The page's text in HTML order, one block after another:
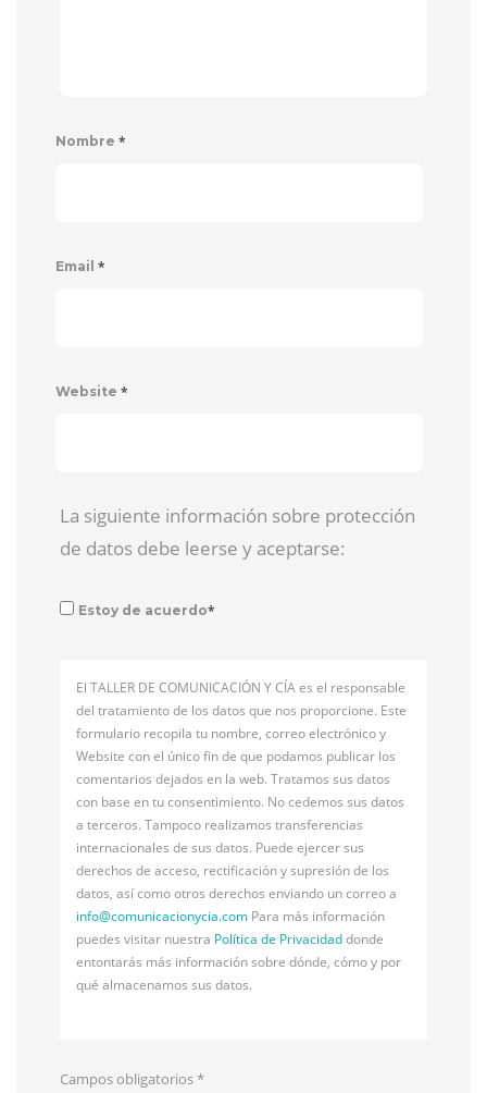
Nombre *
Email *
Website *
La siguiente información sobre protección
de datos debe leerse y aceptarse:
Estoy de acuerdo*
El TALLER DE COMUNICACIÓN Y CÍA es el responsable
del tratamiento de los datos que nos proporcione. Este
formulario recopila tu nombre, correo electrónico y
Website con el único fin de que podamos publicar los
comentarios dejados en la web. Tratamos sus datos
con base en tu consentimiento. No cedemos sus datos
a terceros. Tampoco realizamos transferencias
internacionales de sus datos. Puede ejercer sus
derechos de acceso, rectificación y supresión de los
datos, así como otros derechos enviando un correo a
info@comunicacionycia.com Para más información
puedes visitar nuestra Política de Privacidaddonde
entontarás más información sobre dónde, cómo y por
qué almacenamos sus datos.
Campos obligatorios*